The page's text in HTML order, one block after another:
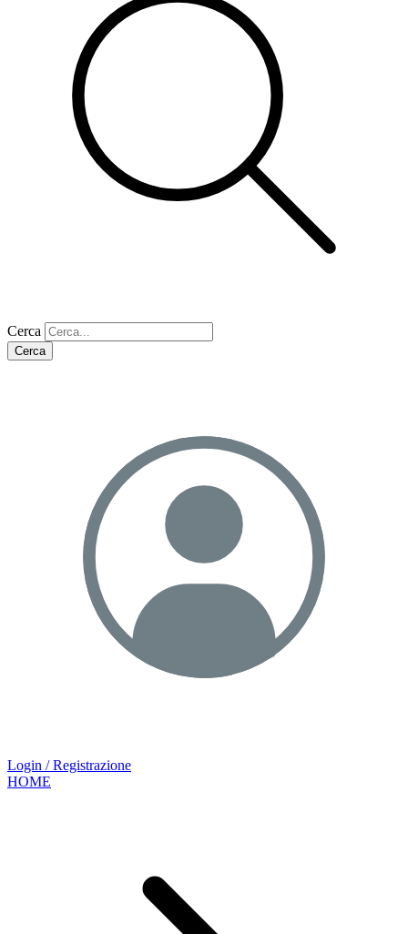
Cerca
Cerca
Login / Registrazione
HOME